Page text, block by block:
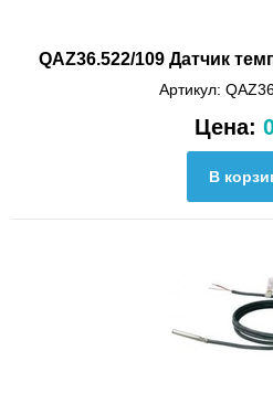
QAZ36.522/109 Датчик
Артикул:
Цена: